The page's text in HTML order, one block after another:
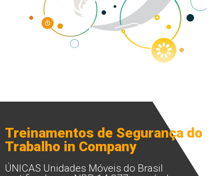
Treinamentos de Segurança do
Trabalho in Company
ÚNICAS Unidades Móveis do Brasil